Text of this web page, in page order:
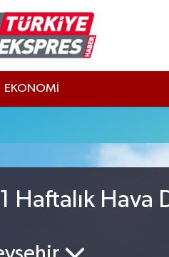
EKONOMİ
Haftalık Hava